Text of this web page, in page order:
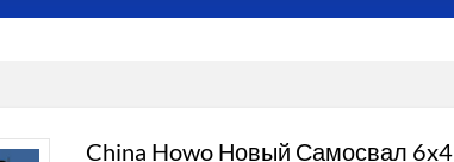
China Howo Новый Самосвал 6x4